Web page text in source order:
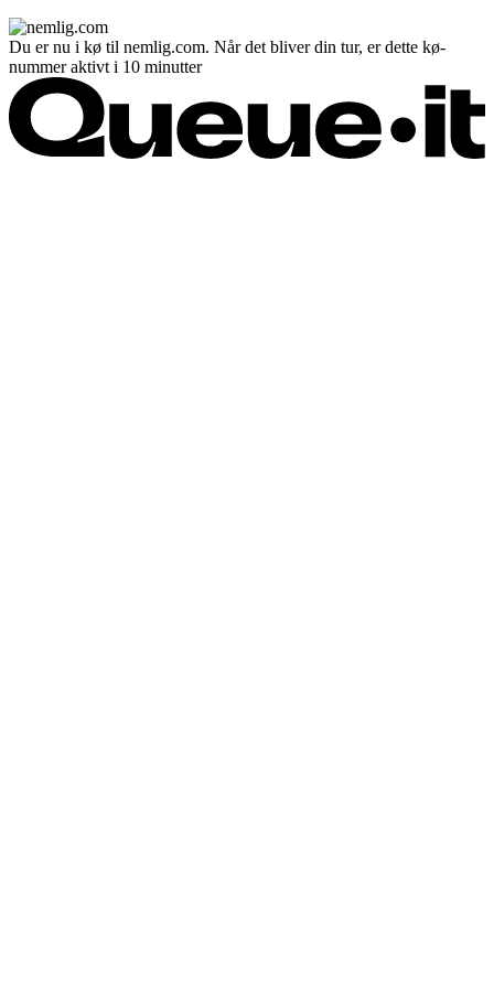
Du er nu i kø til nemlig.com. Når det bliver din tur, er dette kø-
nummer aktivt i 10 minutter